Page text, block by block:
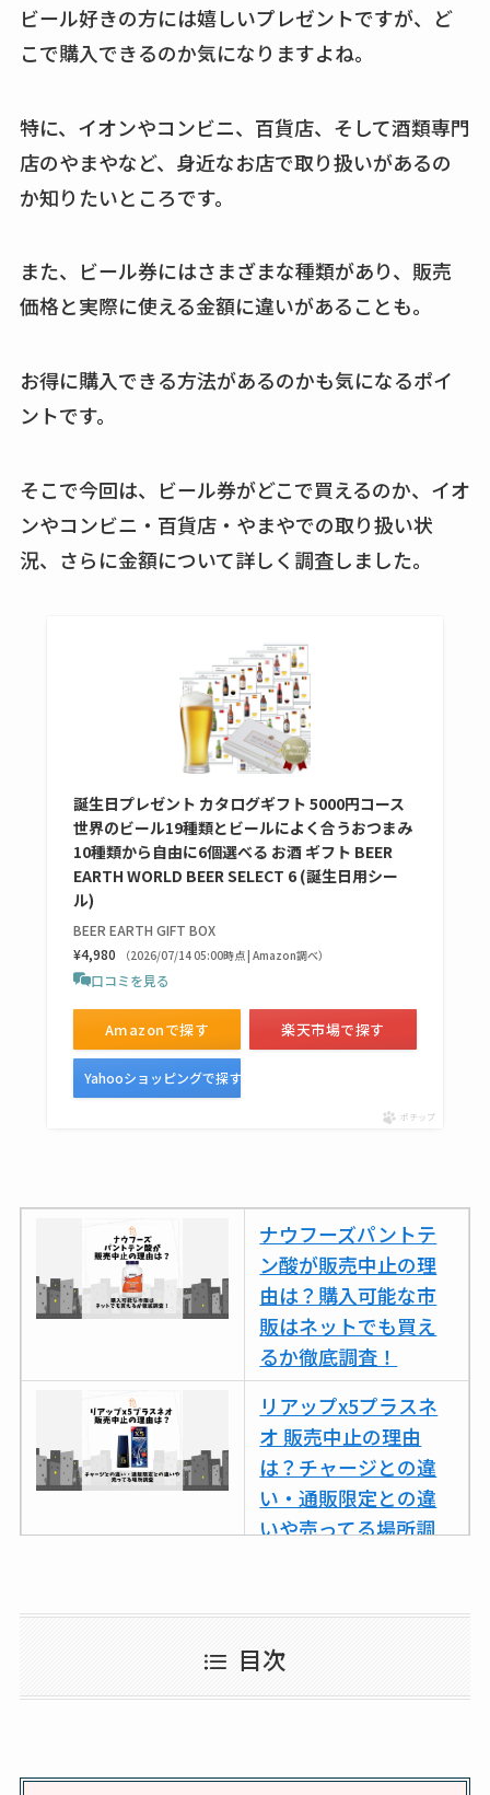
トなど販売店や安い
通販調査
売ってる場所はど
こ？楽天・amazonで
しまむら布団セット
の料金は？セール・
販も調査
ズで買える？楽天や
amazonなど通販の販
売店も調査
ットが廃盤？なぜ？
売ってない？どこで
売ってるか・代替品
など解説
ビタクラフトのウル
トラが廃盤？なぜ？
復刻はある？ウルト
ラカパーは品切れ？
キーピング販売終了
ない？売ってる場所
は？代わりの代用品
クランベリージュー
は？おすすめや効果
も調査
ビール好きの方には嬉しいプレゼントですが、ど
こで購入できるのか気になりますよね。
特に、イオンやコンビニ、百貨店、そして酒類専門
店のやまやなど、身近なお店で取り扱いがあるの
か知りたいところです。
また、ビール券にはさまざまな種類があり、販売
価格と実際に使える金額に違いがあることも。
お得に購入できる方法があるのかも気になるポイ
ントです。
そこで今回は、ビール券がどこで買えるのか、イオ
ンやコンビニ・百貨店・やまやでの取り扱い状
況、さらに金額について詳しく調査しました。
誕生日プレゼント カタログギフト 5000円コース
世界のビール19種類とビールによく合うおつまみ
10種類から自由に6個選べる お酒 ギフト BEER
EARTH WORLD BEER SELECT 6 (誕生日用シー
ル)
BEER EARTH GIFT BOX
¥4,980
（2026/07/14 05:00時点 | Amazon調べ）
口コミを見る
Amazonで探す 楽天市場で探す
Yahooショッピングで探す
ポチップ
ナウフーズパントテ
ン酸が販売中止の理
由は？購入可能な市
販はネットでも買え
るか徹底調査！
リアップx5プラスネ
オ 販売中止の理由
は？チャージとの違
い・通販限定との違
いや売ってる場所調
ココネシャンプー詰
てる？ドンキ・ロフ
トなど販売店や安い
アクアテクトゲルが
目次